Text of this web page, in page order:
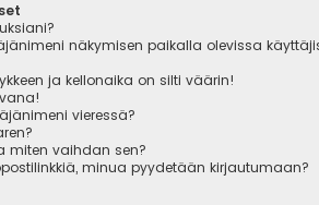
näkymisen paikalla olevissa
ja kellonaika on silti väärin!
vieressä?
miten vaihdan sen?
minua pyydetään kirjautumaan?